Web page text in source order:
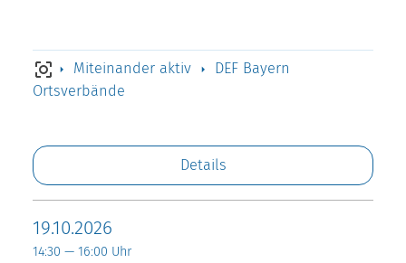
Miteinander aktiv
DEF Bayern
Ortsverbände
Details
19.10.2026
14:30 — 16:00 Uhr